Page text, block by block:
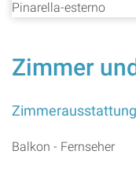
Zimmer
Zimmerausstattung
Balkon - Fernseher